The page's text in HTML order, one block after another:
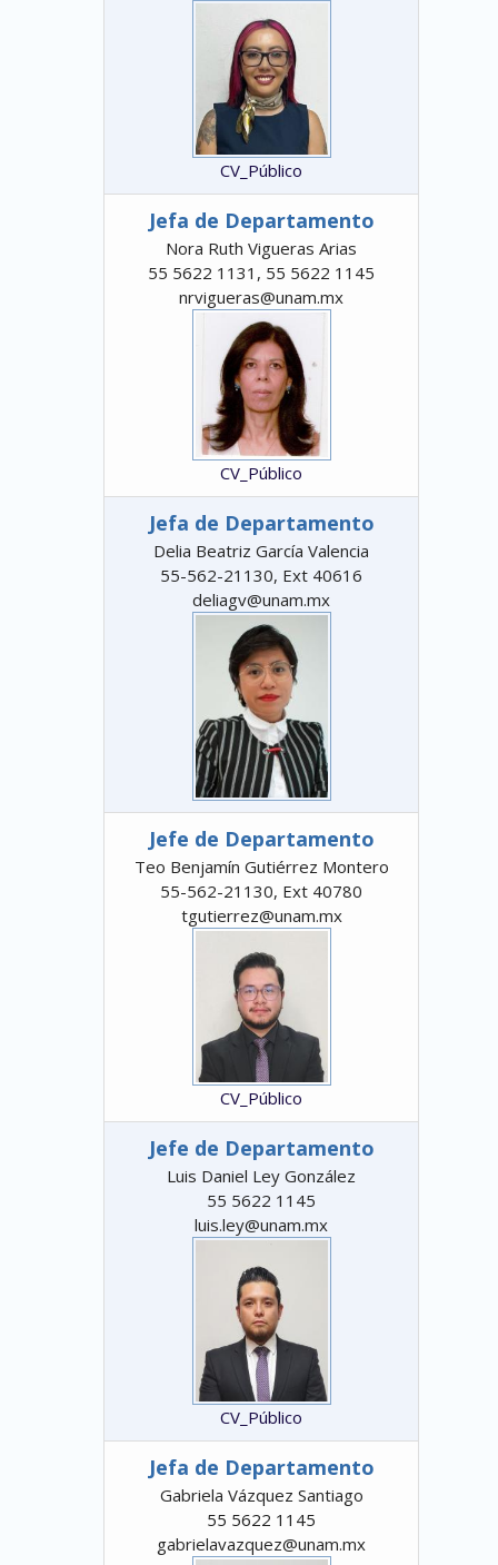
CV_Público
Jefa de Departamento
Nora Ruth Vigueras Arias
55 5622 1131, 55 5622 1145
nrvigueras@unam.mx
CV_Público
Jefa de Departamento
Delia Beatriz García Valencia
55-562-21130, Ext 40616
deliagv@unam.mx
Jefe de Departamento
Teo Benjamín Gutiérrez Montero
55-562-21130, Ext 40780
tgutierrez@unam.mx
CV_Público
Jefe de Departamento
Luis Daniel Ley González
55 5622 1145
luis.ley@unam.mx
CV_Público
Jefa de Departamento
Gabriela Vázquez Santiago
55 5622 1145
gabrielavazquez@unam.mx